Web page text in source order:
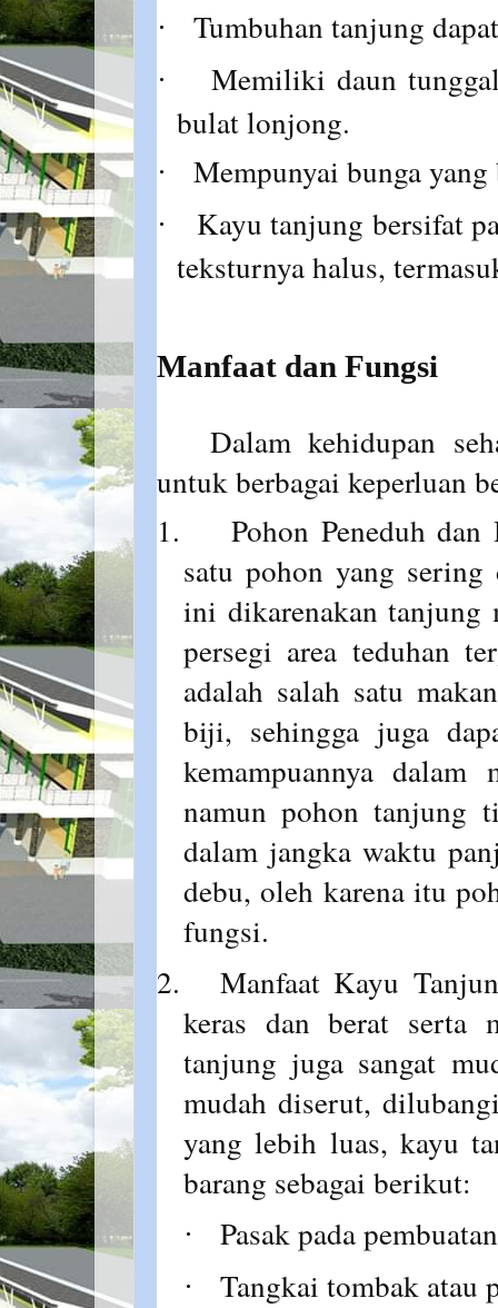
· Tumbuhan tanjung
·
Memiliki daun
bulat lonjong.
· Mempunyai bunga
·
Kayu tanjung bersifat
teksturnya halus,
Manfaat dan Fungsi
Dalam kehidupan
untuk berbagai keperluan
1.
Pohon Peneduh
satu pohon yang sering
ini dikarenakan tanjung
persegi area teduhan
adalah salah satu
biji, sehingga juga
kemampuannya
namun pohon tanjung
dalam jangka waktu
debu, oleh karena itu
fungsi.
2.
Manfaat Kayu
keras dan berat serta
tanjung juga sangat
mudah diserut,
yang lebih luas, kayu
barang sebagai berikut:
· Pasak pada
· Tangkai tombak atau